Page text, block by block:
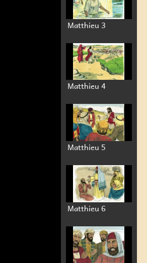
Matthieu 3
Matthieu 4
Matthieu 5
Matthieu 6